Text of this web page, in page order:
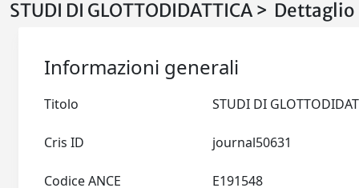
STUDI DI GLOTTODIDATTICA > Dettaglio
Informazioni generali
Titolo
Cris ID
Codice ANCE